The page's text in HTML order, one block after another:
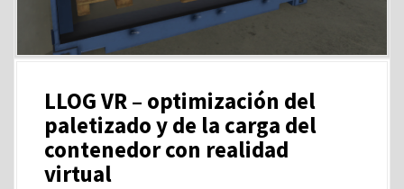
LLOG VR – optimización del
paletizado y de la carga del
contenedor con realidad
virtual